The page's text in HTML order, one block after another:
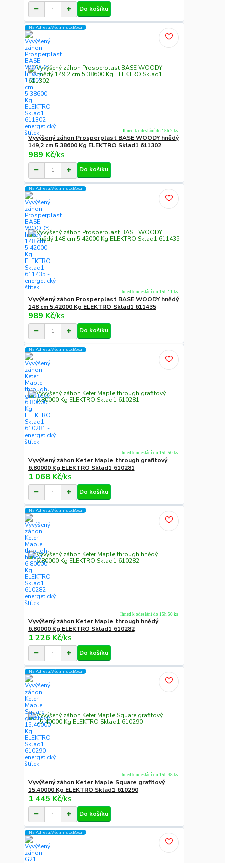
Do košíku
Na Adresu,Výd.místo,Boxu
Vyvýšený záhon Prosperplast BASE WOODY hnědý
149,2 cm 5.38600 Kg ELEKTRO Sklad1 611302
989 Kč/ks
Ihned k odeslání do 15h 2 ks
Do košíku
Na Adresu,Výd.místo,Boxu
Vyvýšený záhon Prosperplast BASE WOODY hnědý
148 cm 5.42000 Kg ELEKTRO Sklad1 611435
989 Kč/ks
Ihned k odeslání do 15h 11 ks
Do košíku
Na Adresu,Výd.místo,Boxu
Vyvýšený záhon Keter Maple through grafitový
6.80000 Kg ELEKTRO Sklad1 610281
1 068 Kč/ks
Ihned k odeslání do 15h 50 ks
Do košíku
Na Adresu,Výd.místo,Boxu
Vyvýšený záhon Keter Maple through hnědý
6.80000 Kg ELEKTRO Sklad1 610282
1 226 Kč/ks
Ihned k odeslání do 15h 50 ks
Do košíku
Na Adresu,Výd.místo,Boxu
Vyvýšený záhon Keter Maple Square grafitový
15.40000 Kg ELEKTRO Sklad1 610290
1 445 Kč/ks
Ihned k odeslání do 15h 48 ks
Do košíku
Na Adresu,Výd.místo,Boxu